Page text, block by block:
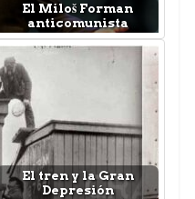
El Miloš Forman
anticomunista
El tren y la Gran
Depresión